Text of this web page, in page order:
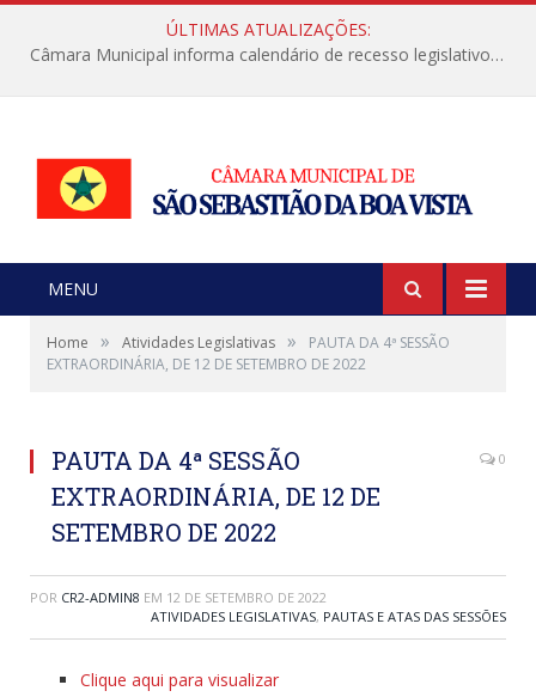
ÚLTIMAS ATUALIZAÇÕES:
Câmara Municipal informa calendário de recesso legislativo de julho
MENU
Home » Atividades Legislativas »
PAUTA DA 4ª SESSÃO
EXTRAORDINÁRIA, DE 12 DE SETEMBRO DE 2022
PAUTA DA 4ª SESSÃO
EXTRAORDINÁRIA, DE 12 DE
SETEMBRO DE 2022
0
POR CR2-ADMIN8 EM 12 DE SETEMBRO DE 2022
ATIVIDADES LEGISLATIVAS, PAUTAS E ATAS DAS SESSÕES
Clique aqui para visualizar